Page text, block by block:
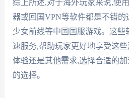
综上所述,对于海外玩家来说,使
器或回国VPN等软件都是不错的
少女前线等中国国服游戏。这些
速服务,帮助玩家更好地享受这
体验还是其他需求,选择合适的
的选择。